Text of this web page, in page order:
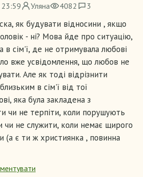
23:59 Уляна 4082 3
як будувати відносини , якщо
- ні? Мова йде про ситуацію,
в сім'ї, де не отримувала любові
вже усвідомлення, що любов не
Але як тоді відрізнити
в сім'ї від тої
яка була закладена з
чи не терпіти, коли порушують
чи не служити, коли немає щирого
(а є ти ж християнка , повинна